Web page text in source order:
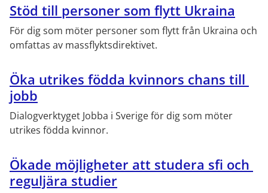
Stöd till personer som flytt Ukraina
För dig som möter personer som flytt från Ukraina och
omfattas av massflyktsdirektivet.
Öka utrikes födda kvinnors chans till
jobb
Dialogverktyget Jobba i Sverige för dig som möter
utrikes födda kvinnor.
Ökade möjligheter att studera sfi och
reguljära studier